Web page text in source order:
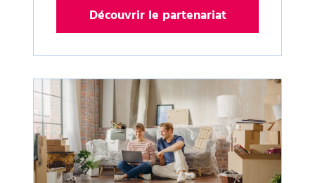
Découvrir le partenariat